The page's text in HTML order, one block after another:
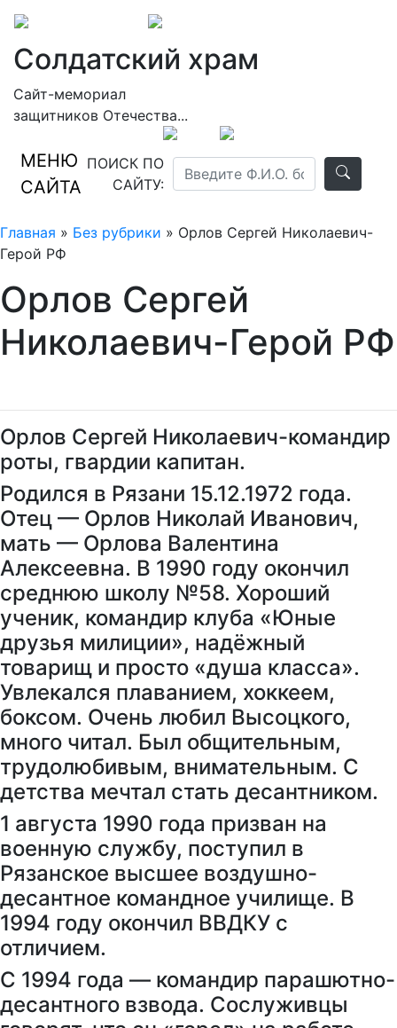
Солдатский храм
Сайт-мемориал
защитников Отечества...
МЕНЮ
САЙТА
ПОИСК ПО
САЙТУ:
Главная » Без рубрики » Орлов Сергей Николаевич-
Герой РФ
Орлов Сергей
Николаевич-Герой РФ
Орлов Сергей Николаевич-командир
роты, гвардии капитан.
Родился в Рязани 15.12.1972 года.
Отец — Орлов Николай Иванович,
мать — Орлова Валентина
Алексеевна. В 1990 году окончил
среднюю школу №58. Хороший
ученик, командир клуба «Юные
друзья милиции», надёжный
товарищ и просто «душа класса».
Увлекался плаванием, хоккеем,
боксом. Очень любил Высоцкого,
много читал. Был общительным,
трудолюбивым, внимательным. С
детства мечтал стать десантником.
1 августа 1990 года призван на
военную службу, поступил в
Рязанское высшее воздушно-
десантное командное училище. В
1994 году окончил ВВДКУ с
отличием.
С 1994 года — командир парашютно-
десантного взвода. Сослуживцы